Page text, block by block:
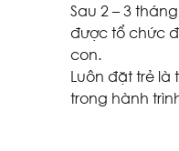
Sau 2 – 3
được tổ chức
con.
Luôn đặt trẻ
trong hành